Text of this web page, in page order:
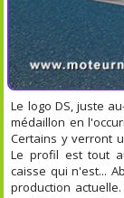
Le logo DS, juste
médaillon en
Certains y verront
Le profil est tout
caisse qui n'est...
production